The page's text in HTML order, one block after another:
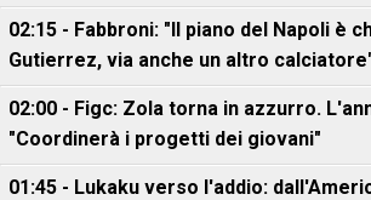
02:15 - Fabbroni: "Il piano del Napoli è
Gutierrez, via anche un altro
02:00 - Figc: Zola torna in azzurro.
"Coordinerà i progetti dei giovani"
01:45 - Lukaku verso l'addio: